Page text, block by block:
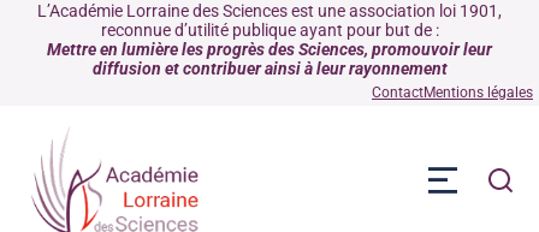
L’Académie Lorraine des Sciences est une association loi 1901,
reconnue d’utilité publique ayant pour but de :
Mettre en lumière les progrès des Sciences, promouvoir leur
diffusion et contribuer ainsi à leur rayonnement
ContactMentions légales